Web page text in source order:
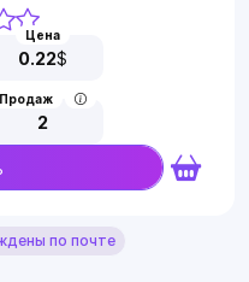
Цена
0.22$
Продаж
2
по почте